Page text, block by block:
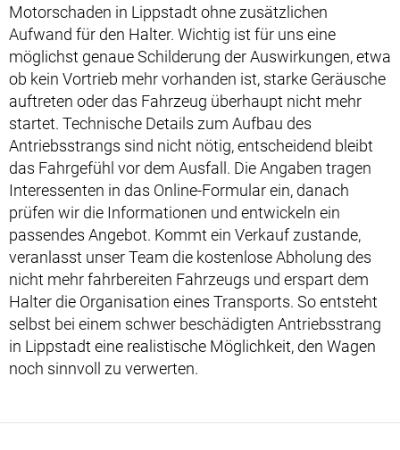
Motorschaden in Lippstadt ohne zusätzlichen
Aufwand für den Halter. Wichtig ist für uns eine
möglichst genaue Schilderung der Auswirkungen, etwa
ob kein Vortrieb mehr vorhanden ist, starke Geräusche
auftreten oder das Fahrzeug überhaupt nicht mehr
startet. Technische Details zum Aufbau des
Antriebsstrangs sind nicht nötig, entscheidend bleibt
das Fahrgefühl vor dem Ausfall. Die Angaben tragen
Interessenten in das Online-Formular ein, danach
prüfen wir die Informationen und entwickeln ein
passendes Angebot. Kommt ein Verkauf zustande,
veranlasst unser Team die kostenlose Abholung des
nicht mehr fahrbereiten Fahrzeugs und erspart dem
Halter die Organisation eines Transports. So entsteht
selbst bei einem schwer beschädigten Antriebsstrang
in Lippstadt eine realistische Möglichkeit, den Wagen
noch sinnvoll zu verwerten.